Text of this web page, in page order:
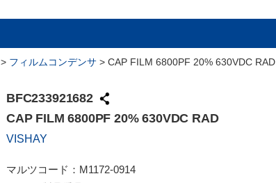
> フィルムコンデンサ > CAP FILM 6800PF 20% 630VDC RAD
BFC233921682
CAP FILM 6800PF 20% 630VDC RAD
VISHAY
マルツコード： M1172-0914